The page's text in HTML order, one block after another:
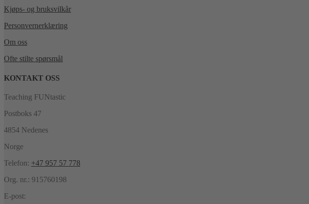
Kjøps- og bruksvilkår
Personvernerklæring
Om oss
Ofte stilte spørsmål
KONTAKT OSS
Teaching FUNtastic
Postboks 47
4854 Nedenes
Norge
Telefon: +47 957 57 778
Org. nr.: 915760198
E-post: